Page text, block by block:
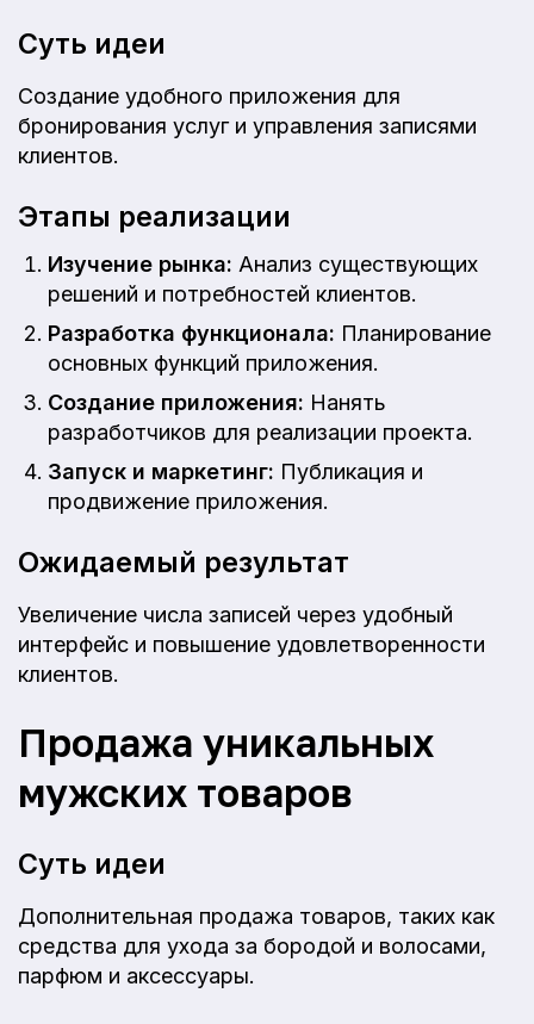
Суть идеи
Создание удобного приложения для
бронирования услуг и управления записями
клиентов.
Этапы реализации
Изучение рынка: Анализ существующих
решений и потребностей клиентов.
Разработка функционала: Планирование
основных функций приложения.
Создание приложения: Нанять
разработчиков для реализации проекта.
Запуск и маркетинг: Публикация и
продвижение приложения.
Ожидаемый результат
Увеличение числа записей через удобный
интерфейс и повышение удовлетворенности
клиентов.
Продажа уникальных
мужских товаров
Суть идеи
Дополнительная продажа товаров, таких как
средства для ухода за бородой и волосами,
парфюм и аксессуары.